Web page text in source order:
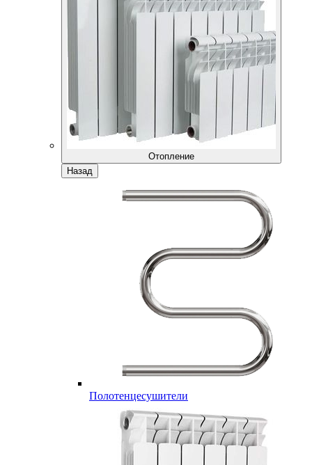
Отопление
Назад
Полотенцесушители